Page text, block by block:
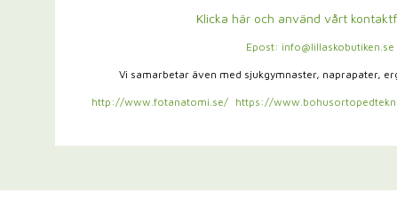
Klicka här och använd vårt
Epost: info@lillaskobutiken.se
Vi samarbetar även med sjukgymnaster, naprapater,
http://www.fotanatomi.se/ https://